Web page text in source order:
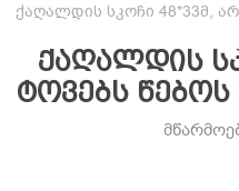
ქაღალდის სკოჩი 48*33მ,
ქაღალდის
ტოვებს წებოს